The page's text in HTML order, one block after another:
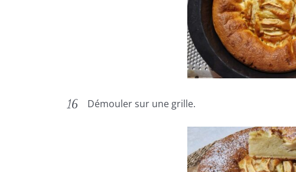
Démouler sur une grille.